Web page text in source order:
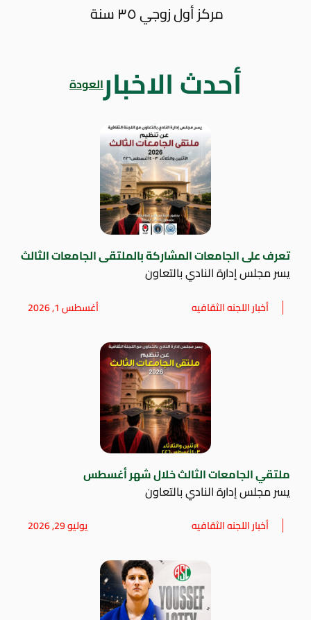
مركز أول زوجي ٣٥ سنة
أحدث الاخبارالعودة
تعرف على الجامعات المشاركة بالملتقى الجامعات الثالث
يسر مجلس إدارة النادي بالتعاون
أخبار اللجنه الثقافيه أغسطس 1, 2026
ملتقي الجامعات الثالث خلال شهر أغسطس
يسر مجلس إدارة النادي بالتعاون
أخبار اللجنه الثقافيه يوليو 29, 2026